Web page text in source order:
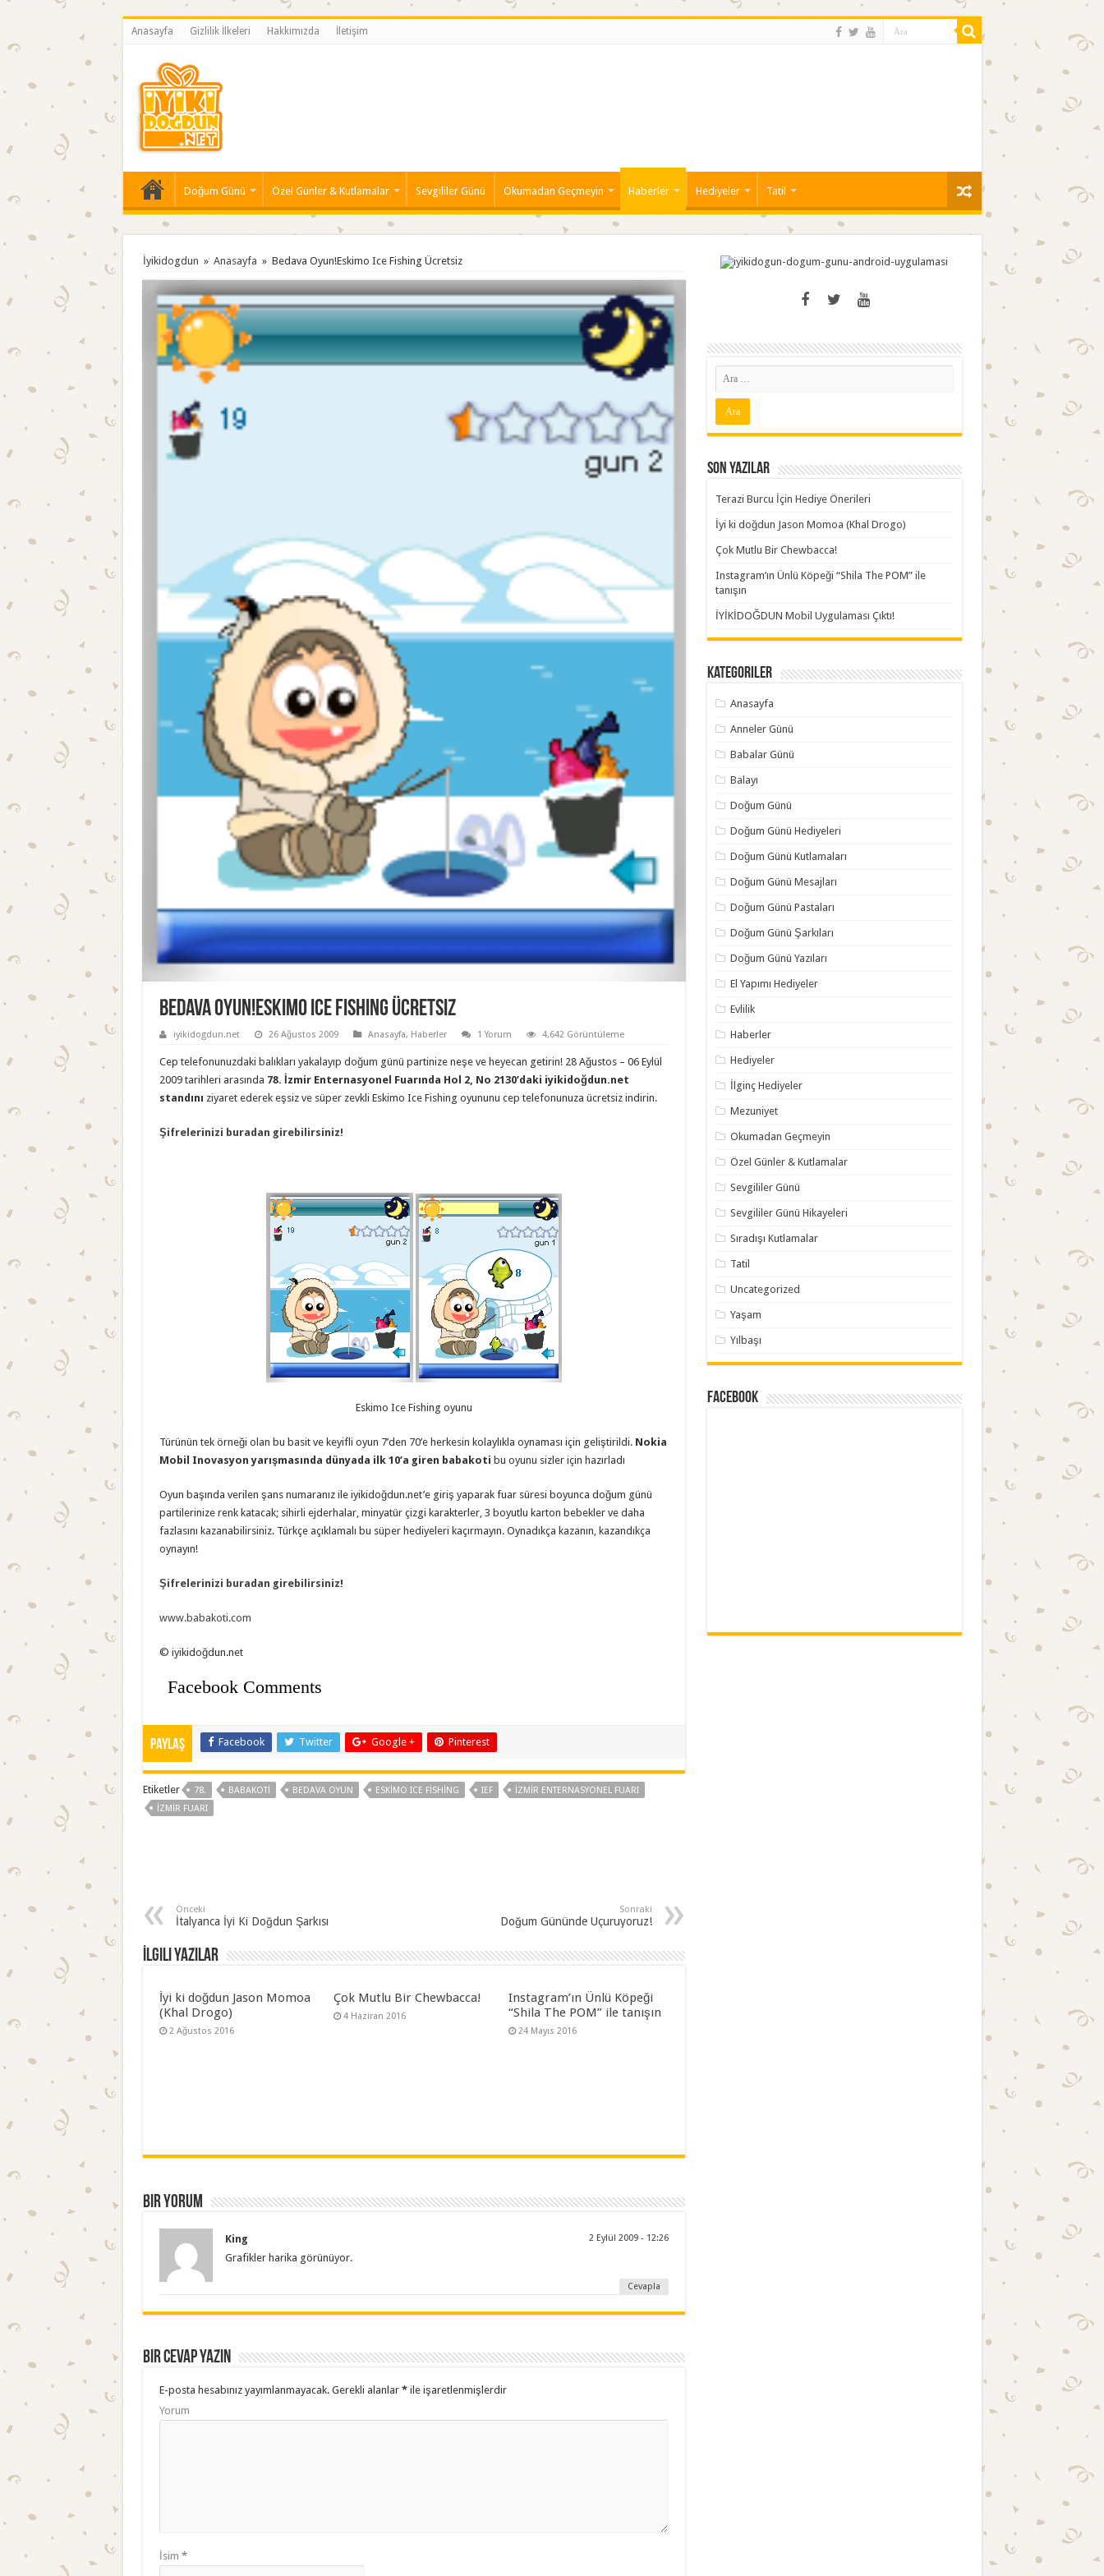
Anasayfa Gizlilik İlkeleri Hakkımızda İletişim
Doğum Günü Özel Günler & Kutlamalar Sevgililer Günü Okumadan Geçmeyin Haberler Hediyeler Tatil
İyikidogdun » Anasayfa » Bedava Oyun!Eskimo Ice Fishing Ücretsiz
Bedava Oyun!Eskimo Ice Fishing Ücretsiz
iyikidogdun.net 26 Ağustos 2009 Anasayfa, Haberler 1 Yorum 4,642 Görüntüleme
Cep telefonunuzdaki balıkları yakalayıp doğum günü partinize neşe ve heyecan getirin! 28 Ağustos – 06 Eylül
2009 tarihleri arasında 78. İzmir Enternasyonel Fuarında Hol 2, No 2130’daki iyikidoğdun.net
standını ziyaret ederek eşsiz ve süper zevkli Eskimo Ice Fishing oyununu cep telefonunuza ücretsiz indirin.
Şifrelerinizi buradan girebilirsiniz!
Eskimo Ice Fishing oyunu
Türünün tek örneği olan bu basit ve keyifli oyun 7’den 70’e herkesin kolaylıkla oynaması için geliştirildi. Nokia
Mobil Inovasyon yarışmasında dünyada ilk 10’a giren babakoti bu oyunu sizler için hazırladı
Oyun başında verilen şans numaranız ile iyikidoğdun.net’e giriş yaparak fuar süresi boyunca doğum günü
partilerinize renk katacak; sihirli ejderhalar, minyatür çizgi karakterler, 3 boyutlu karton bebekler ve daha
fazlasını kazanabilirsiniz. Türkçe açıklamalı bu süper hediyeleri kaçırmayın. Oynadıkça kazanın, kazandıkça
oynayın!
Şifrelerinizi buradan girebilirsiniz!
www.babakoti.com
© iyikidoğdun.net
Facebook Comments
Paylaş Facebook Twitter Google + Pinterest
Etiketler 78. BABAKOTI BEDAVA OYUN ESKIMO ICE FISHING IEF
İZMIR ENTERNASYONEL FUARI
İZMIR FUARI
Önceki
İtalyanca İyi Ki Doğdun Şarkısı
Sonraki
Doğum Gününde Uçuruyoruz!
İlgili Yazılar
İyi ki doğdun Jason Momoa
(Khal Drogo)
2 Ağustos 2016
Çok Mutlu Bir Chewbacca!
4 Haziran 2016
Instagram’ın Ünlü Köpeği
“Shila The POM” ile tanışın
24 Mayıs 2016
Bir yorum
King 2 Eylül 2009 - 12:26
Grafikler harika görünüyor.
Cevapla
Bir cevap yazın
E-posta hesabınız yayımlanmayacak.Gerekli alanlar *ile işaretlenmişlerdir
Yorum
İsim *
Son Yazılar
Terazi Burcu İçin Hediye Önerileri
İyi ki doğdun Jason Momoa (Khal Drogo)
Çok Mutlu Bir Chewbacca!
Instagram’ın Ünlü Köpeği “Shila The POM” ile
tanışın
İYİKİDOĞDUN Mobil Uygulaması Çıktı!
Kategoriler
Anasayfa
Anneler Günü
Babalar Günü
Balayı
Doğum Günü
Doğum Günü Hediyeleri
Doğum Günü Kutlamaları
Doğum Günü Mesajları
Doğum Günü Pastaları
Doğum Günü Şarkıları
Doğum Günü Yazıları
El Yapımı Hediyeler
Evlilik
Haberler
Hediyeler
İlginç Hediyeler
Mezuniyet
Okumadan Geçmeyin
Özel Günler & Kutlamalar
Sevgililer Günü
Sevgililer Günü Hikayeleri
Sıradışı Kutlamalar
Tatil
Uncategorized
Yaşam
Yılbaşı
Facebook